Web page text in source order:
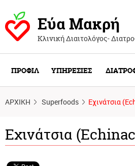
Εύα Μακρή
Κλινική Διαιτολόγος-
ΠΡΟΦΙΛ ΥΠΗΡΕΣΙΕΣ
ΑΡΧΙΚΗ Superfoods Εχινάτσια
Εχινάτσια